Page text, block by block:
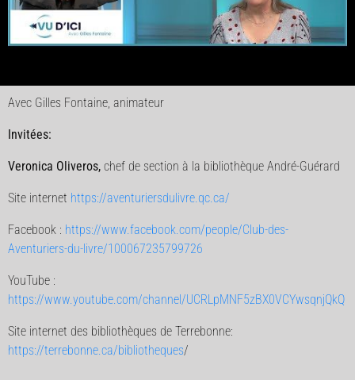
Avec Gilles Fontaine, animateur
Invitées:
Veronica Oliveros, chef de section à la bibliothèque André-Guérard
Site internet https://aventuriersdulivre.qc.ca/
Facebook : https://www.facebook.com/people/Club-des-
Aventuriers-du-livre/100067235799726
YouTube :
https://www.youtube.com/channel/UCRLpMNF5zBX0VCYwsqnjQkQ
Site internet des bibliothèques de Terrebonne:
https://terrebonne.ca/bibliotheques/